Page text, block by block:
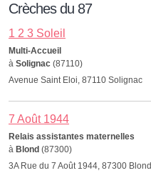
Crèches du 87
1 2 3 Soleil
Multi-Accueil
à Solignac (87110)
Avenue Saint Eloi, 87110 Solignac
7 Août 1944
Relais assistantes maternelles
à Blond (87300)
3A Rue du 7 Août 1944, 87300 Blond